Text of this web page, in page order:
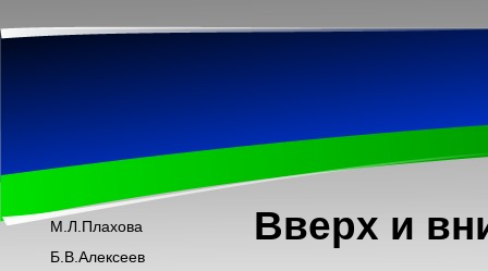
М.Л.Плахова
Б.В.Алексеев
Вверх и